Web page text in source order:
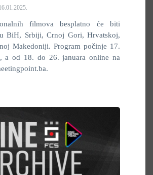
filmova besplatno će biti
BiH, Srbiji, Crnoj Gori, Hrvatskoj,
Makedoniji. Program počinje 17.
a od 18. do 26. januara online na